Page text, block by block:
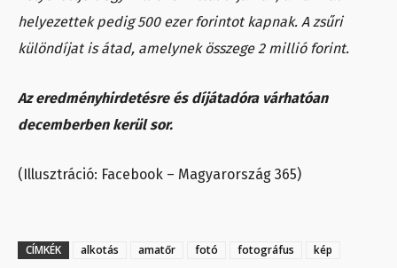
helyezettek pedig 500 ezer forintot kapnak. A zsűri
különdíjat is átad, amelynek összege 2 millió forint.
Az eredményhirdetésre és díjátadóra várhatóan
decemberben kerül sor.
(Illusztráció: Facebook – Magyarország 365)
CÍMKÉK alkotás amatőr fotó fotográfus
kép